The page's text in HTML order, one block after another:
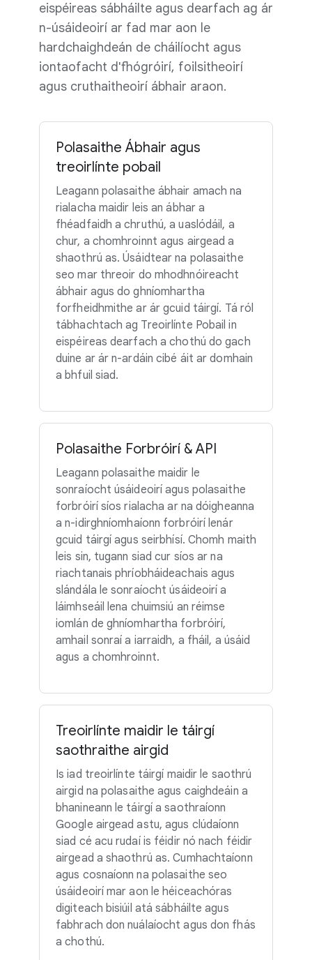
eispéireas sábháilte agus dearfach ag ár
n-úsáideoirí ar fad mar aon le
hardchaighdeán de cháilíocht agus
iontaofacht d'fhógróirí, foilsitheoirí
agus cruthaitheoirí ábhair araon.
Polasaithe Ábhair agus
treoirlínte pobail
Leagann polasaithe ábhair amach na
rialacha maidir leis an ábhar a
fhéadfaidh a chruthú, a uaslódáil, a
chur, a chomhroinnt agus airgead a
shaothrú as. Úsáidtear na polasaithe
seo mar threoir do mhodhnóireacht
ábhair agus do ghníomhartha
forfheidhmithe ar ár gcuid táirgí. Tá ról
tábhachtach ag Treoirlínte Pobail in
eispéireas dearfach a chothú do gach
duine ar ár n-ardáin cibé áit ar domhain
a bhfuil siad.
Polasaithe Forbróirí & API
Leagann polasaithe maidir le
sonraíocht úsáideoirí agus polasaithe
forbróirí síos rialacha ar na dóigheanna
a n-idirghníomhaíonn forbróirí lenár
gcuid táirgí agus seirbhísí. Chomh maith
leis sin, tugann siad cur síos ar na
riachtanais phríobháideachais agus
slándála le sonraíocht úsáideoirí a
láimhseáil lena chuimsiú an réimse
iomlán de ghníomhartha forbróirí,
amhail sonraí a iarraidh, a fháil, a úsáid
agus a chomhroinnt.
Treoirlínte maidir le táirgí
saothraithe airgid
Is iad treoirlínte táirgí maidir le saothrú
airgid na polasaithe agus caighdeáin a
bhanineann le táirgí a saothraíonn
Google airgead astu, agus clúdaíonn
siad cé acu rudaí is féidir nó nach féidir
airgead a shaothrú as. Cumhachtaíonn
agus cosnaíonn na polasaithe seo
úsáideoirí mar aon le héiceachóras
digiteach bisiúil atá sábháilte agus
fabhrach don nuálaíocht agus don fhás
a chothú.